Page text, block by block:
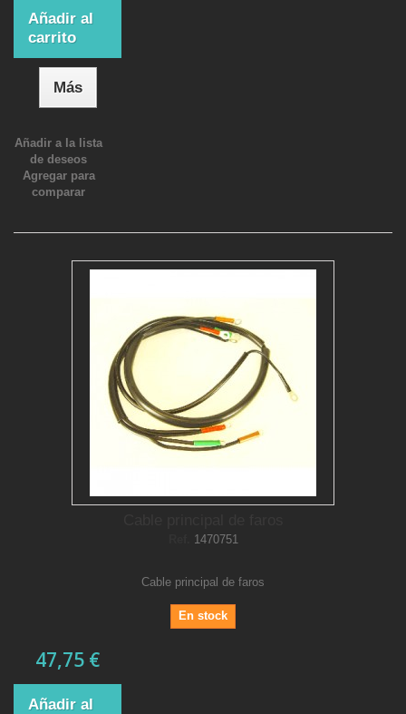
Añadir al
carrito
Más
Añadir a la lista
de deseos
Agregar para
comparar
1470751
Cable principal de faros
En stock
47,75 €
Añadir al